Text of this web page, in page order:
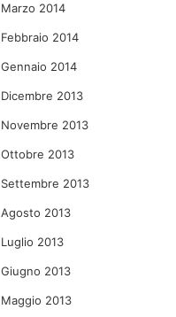
Marzo 2014
Febbraio 2014
Gennaio 2014
Dicembre 2013
Novembre 2013
Ottobre 2013
Settembre 2013
Agosto 2013
Luglio 2013
Giugno 2013
Maggio 2013